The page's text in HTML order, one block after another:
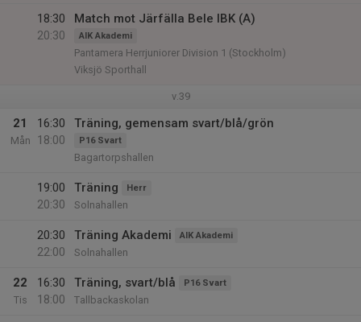
18:30
20:30
Match mot Järfälla Bele IBK (A)
AIK Akademi
Pantamera Herrjuniorer Division 1 (Stockholm)
Viksjö Sporthall
v.39
21
Mån
16:30
18:00
Träning, gemensam svart/blå/grön
P16 Svart
Bagartorpshallen
19:00
20:30
Träning Herr
Solnahallen
20:30
22:00
Träning Akademi AIK Akademi
Solnahallen
22
Tis
16:30
18:00
Träning, svart/blå P16 Svart
Tallbackaskolan